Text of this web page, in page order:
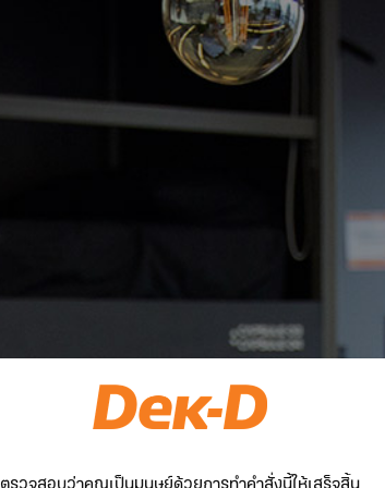
ตรวจสอบว่าคุณเป็นมนุษย์ด้วยการทำคำสั่งนี้ให้เสร็จสิ้น